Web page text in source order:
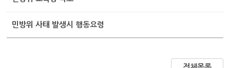
민방위 사태 발생시 행동요령